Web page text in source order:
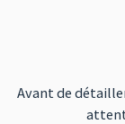
Avant de